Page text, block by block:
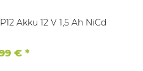
Tauschpack für Hilti BP12 Akku 12 V 1,5 Ah NiCd
€ *